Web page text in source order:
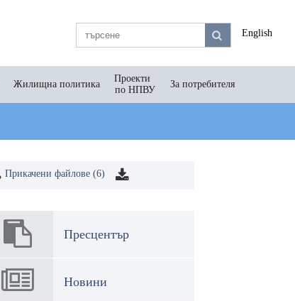
English
Жилищна политика
Проекти
по НПВУ
За потребителя
Прикачени файлове (6)
Пресцентър
Новини